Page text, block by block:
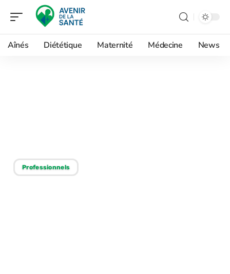
Aînés Diététique Maternité Médecine News
Professionnels